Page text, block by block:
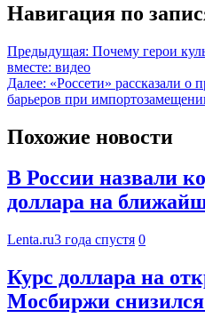
Навигация по
Предыдущая: Почему герои
вместе: видео
Далее: «Россети» рассказали о
барьеров при
Похожие новости
В России назвали
доллара на
Lenta.ru3 года спустя 0
Курс доллара на
Мосбиржи снизился